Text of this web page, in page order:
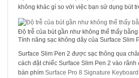
không khác gì so với việc bạn sử dụng bút
Độ trễ của bút gần như không thể thấy
Tính năng sạc không dây của Surface Slim
Surface Slim Pen 2 được sạc thông qua
cách đặt chiếc Surface Slim Pen 2 vào
bàn phím Surface Pro 8 Signature Keyboard